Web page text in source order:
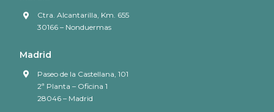
Ctra. Alcantarilla, Km. 655
30166 – Nonduermas
Madrid
Paseo de la Castellana, 101
2ª Planta – Oficina 1
28046 – Madrid